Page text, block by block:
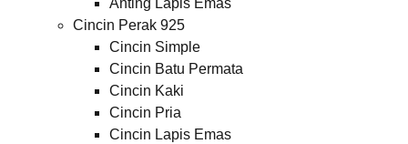
Anting Lapis Emas
Cincin Perak 925
Cincin Simple
Cincin Batu Permata
Cincin Kaki
Cincin Pria
Cincin Lapis Emas